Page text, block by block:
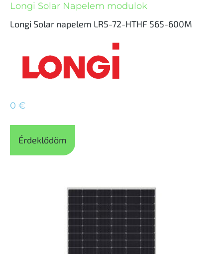
Longi Solar Napelem modulok
Longi Solar napelem LR5-72-HTHF 565-600M
0 €
Érdeklődöm